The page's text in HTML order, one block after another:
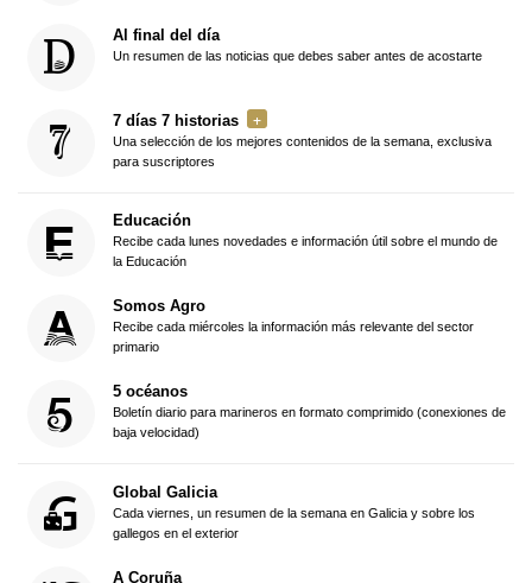
Al final del día
Un resumen de las noticias que debes saber antes de acostarte
7 días 7 historias
Una selección de los mejores contenidos de la semana, exclusiva
para suscriptores
Educación
Recibe cada lunes novedades e información útil sobre el mundo de
la Educación
Somos Agro
Recibe cada miércoles la información más relevante del sector
primario
5 océanos
Boletín diario para marineros en formato comprimido (conexiones de
baja velocidad)
Global Galicia
Cada viernes, un resumen de la semana en Galicia y sobre los
gallegos en el exterior
A Coruña